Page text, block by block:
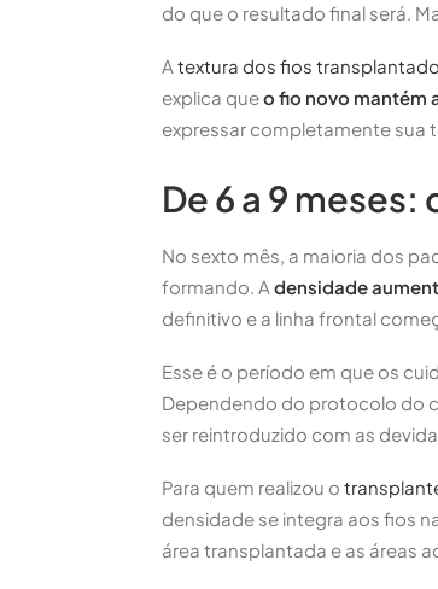
do que o resultado final será.
A textura dos fios
explica queo fio novo mantém
expressar completamente sua
De 6 a 9
No sexto mês, a maioria dos
formando. A densidade
definitivo e a linha frontal
Esse é o período em que os
Dependendo do protocolo do
ser reintroduzido com as
Para quem realizou o
densidade se integra aos fios
área transplantada e as áreas